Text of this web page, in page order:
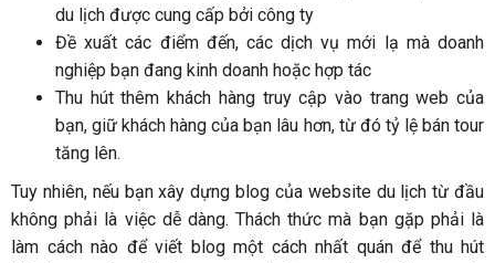
du lịch được cung cấp bởi công ty
Đề xuất các điểm đến, các dịch vụ mới lạ mà doanh
nghiệp bạn đang kinh doanh hoặc hợp tác
Thu hút thêm khách hàng truy cập vào trang web của
bạn, giữ khách hàng của bạn lâu hơn, từ đó tỷ lệ bán tour
tăng lên.
Tuy nhiên, nếu bạn xây dựng blog của website du lịch từ đầu
không phải là việc dễ dàng. Thách thức mà bạn gặp phải là
làm cách nào để viết blog một cách nhất quán để thu hút